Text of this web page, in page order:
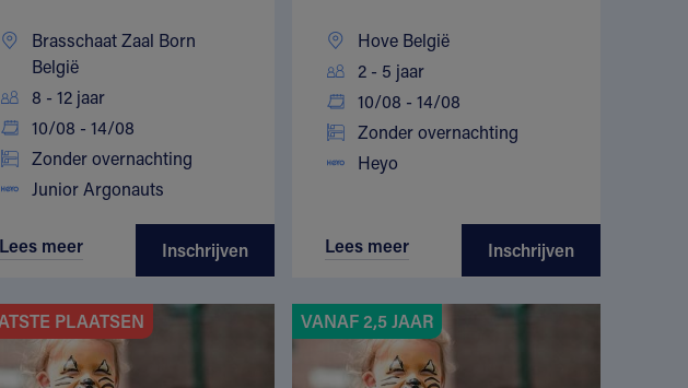
Brasschaat Zaal Born
België
8 - 12 jaar
10/08 - 14/08
Zonder overnachting
Junior Argonauts
Lees meer Inschrijven
Hove België
2 - 5 jaar
10/08 - 14/08
Zonder overnachting
Heyo
Lees meer Inschrijven
PLAATSEN VANAF 2,5 JAAR